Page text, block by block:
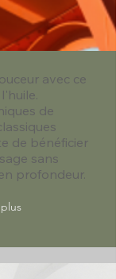
avec ce
de
de bénéficier
sans
profondeur.